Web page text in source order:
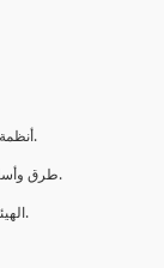
6- أنظمة إدارة المرافق الإلكترونية.
7- طرق وأساليب إدارة المرافق العامة.
8- الهيئات الدولية لإدارة المرافق.